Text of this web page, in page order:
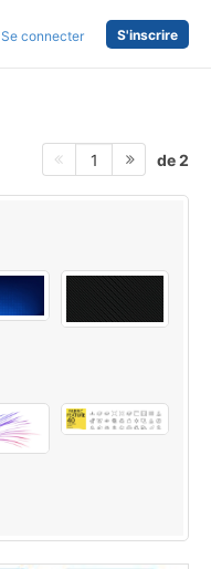
Se connecter S'inscrire
1 de 2